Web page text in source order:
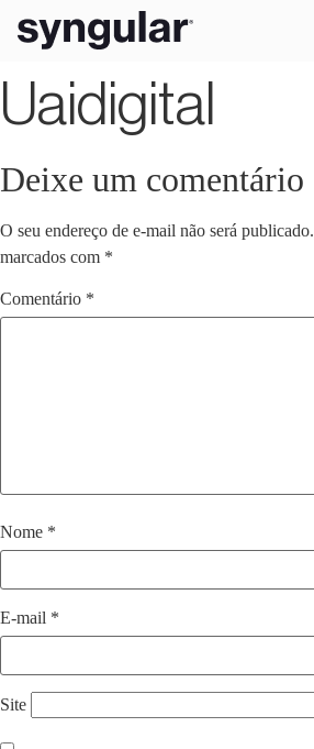
Uaidigital
Deixe um comentário
O seu endereço de e-mail não será publicado.
marcados com *
Comentário *
Nome *
E-mail *
Site